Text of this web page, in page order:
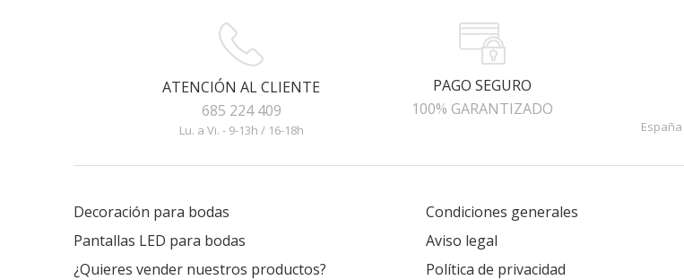
ATENCIÓN AL CLIENTE
685 224 409
Lu. a Vi. - 9-13h / 16-18h
PAGO SEGURO
100% GARANTIZADO
Decoración para bodas
Pantallas LED para bodas
¿Quieres vender nuestros productos?
Condiciones generales
Aviso legal
Política de privacidad